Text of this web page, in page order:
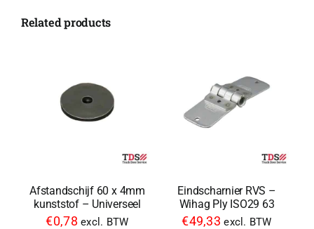
Related products
Afstandschijf 60 x 4mm
kunststof – Universeel
€0,78 excl. BTW
Eindscharnier RVS –
Wihag Ply ISO29 63
€49,33 excl. BTW